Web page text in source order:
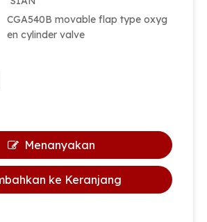
CGA540B movable flap type oxyg
en cylinder valve
Menanyakan
ke Keranjang